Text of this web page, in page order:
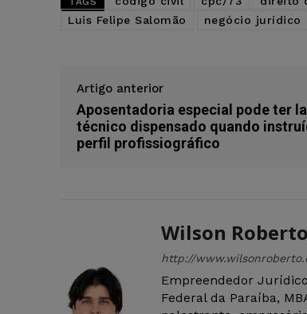
Luis Felipe Salomão
negócio jurídico
Artigo anterior
Aposentadoria especial pode ter
técnico dispensado quando
perfil profissiográfico
Wilson Roberto
http://
Empreendedor
Federal da Paraíba,